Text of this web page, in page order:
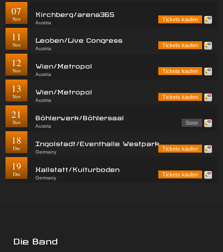
07
Nov
Kirchberg/arena365
Austria
Tickets kaufen
11
Nov
Leoben/Live Congress
Austria
Tickets kaufen
12
Nov
Wien/Metropol
Austria
Tickets kaufen
13
Nov
Wien/Metropol
Austria
Tickets kaufen
21
Nov
Böhlerwerk/Böhlersaal
Austria
Soon
18
Dec
Ingolstadt/Eventhalle Westpark
Germany
Tickets kaufen
19
Dec
Hallstatt/Kulturboden
Germany
Tickets kaufen
Die Band